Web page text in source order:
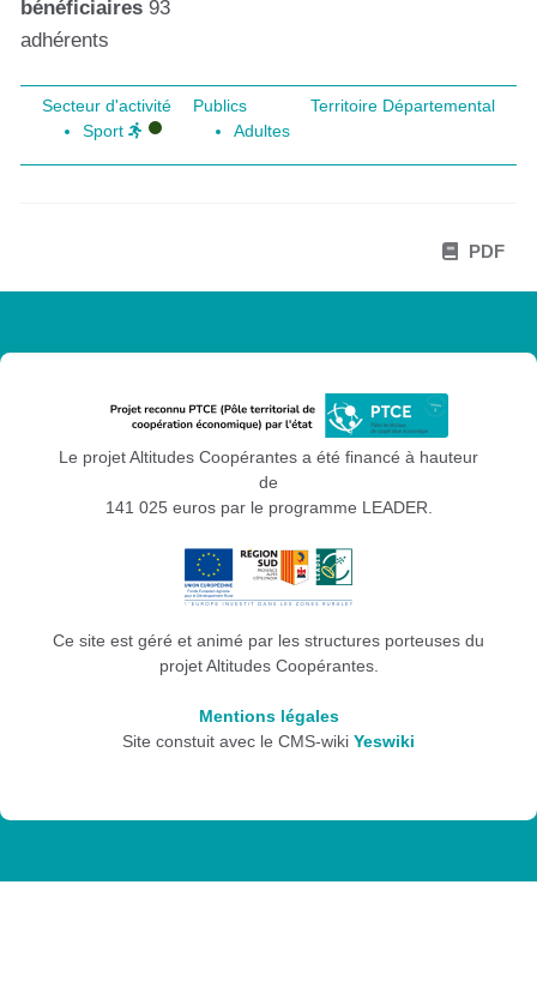
bénéficiaires 93
adhérents
Secteur d'activité
Sport
Publics
Adultes
Territoire Départemental
PDF
Le projet Altitudes Coopérantes a été financé à hauteur
de
141 025 euros par le programme LEADER.
Ce site est géré et animé par les structures porteuses du
projet Altitudes Coopérantes.
Mentions légales
Site constuit avec le CMS-wiki Yeswiki